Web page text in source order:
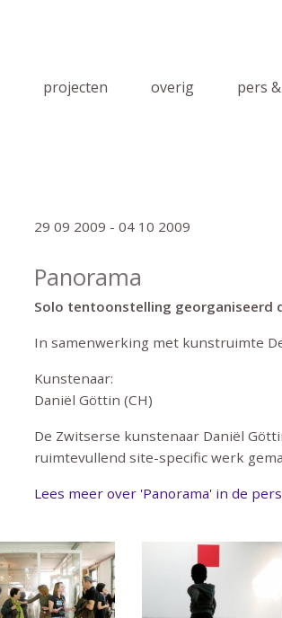
projecten overig pers
29 09 2009 - 04 10 2009
Panorama
Solo tentoonstelling georganiseerd
In samenwerking met kunstruimte
Kunstenaar:
Daniël Göttin (CH)
De Zwitserse kunstenaar Daniël
ruimtevullend site-specific werk
Lees meer over 'Panorama' in de pers